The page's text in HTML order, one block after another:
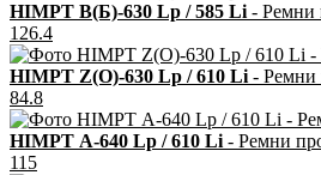
HIMPT В(Б)-630 Lp / 585 Li - Ремни
126.4
HIMPT Z(О)-630 Lp / 610 Li - Ремни
84.8
HIMPT А-640 Lp / 610 Li - Ремни
115